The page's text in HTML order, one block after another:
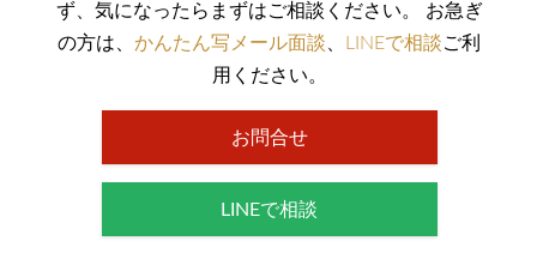
ず、気になったらまずはご相談ください。 お急ぎ
の方は、かんたん写メール面談、 LINEで相談ご利
用ください。
お問合せ
LINEで相談